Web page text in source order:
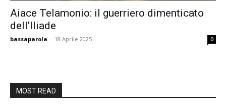
Aiace Telamonio: il guerriero dimenticato
dell’Iliade
bassaparola - 18 Aprile 2025 0
MOST READ